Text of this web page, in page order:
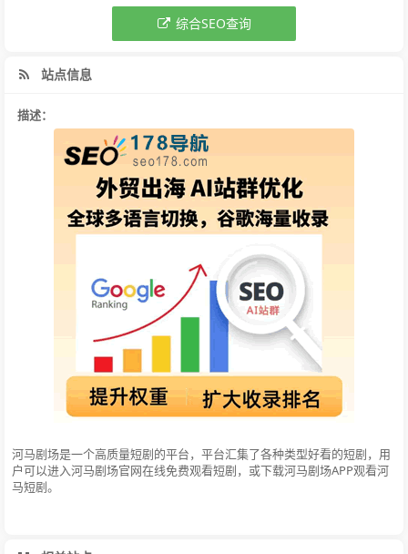
综合SEO查询
站点信息
描述：
河马剧场是一个高质量短剧的平台，平台汇集了各种类型好看的短剧，用
户可以进入河马剧场官网在线免费观看短剧，或下载河马剧场APP观看河
马短剧。